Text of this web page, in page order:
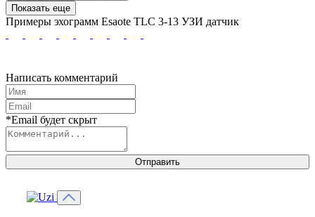
Показать еще
Примеры эхограмм Esaote TLC 3-13 УЗИ датчик
Написать комментарий
*Email будет скрыт
Отправить